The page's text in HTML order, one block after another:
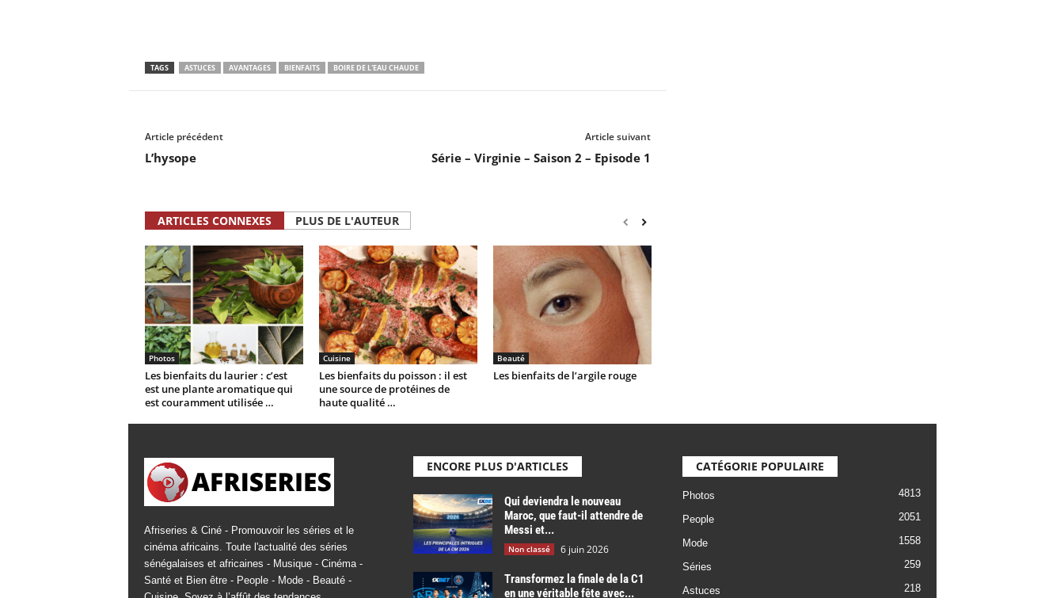
TAGS ASTUCES AVANTAGES BIENFAITS BOIRE DE L'EAU CHAUDE
Article précédent
L’hysope
Article suivant
Série – Virginie – Saison 2 – Episode 1
ARTICLES CONNEXES PLUS DE L'AUTEUR
Photos
Les bienfaits du laurier : c’est
est une plante aromatique qui
est couramment utilisée …
Cuisine
Les bienfaits du poisson : il est
une source de protéines de
haute qualité …
Beauté
Les bienfaits de l’argile rouge
Afriseries & Ciné - Promouvoir les séries et le
cinéma africains. Toute l'actualité des séries
sénégalaises et africaines - Musique - Cinéma -
Santé et Bien être - People - Mode - Beauté -
ENCORE PLUS D'ARTICLES
Qui deviendra le nouveau
Maroc, que faut-il attendre de
Messi et...
Non classé 6 juin 2026
Transformez la finale de la C1
en une véritable fête avec...
CATÉGORIE POPULAIRE
Photos 4813
People 2051
Mode 1558
Séries 259
Astuces 218